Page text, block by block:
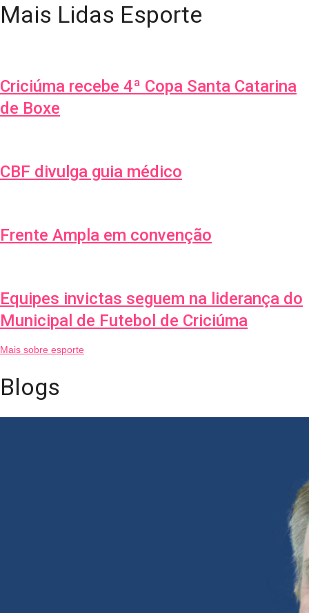
Mais Lidas Esporte
Criciúma recebe 4ª Copa Santa Catarina
de Boxe
CBF divulga guia médico
Frente Ampla em convenção
Equipes invictas seguem na liderança do
Municipal de Futebol de Criciúma
Mais sobre esporte
Blogs